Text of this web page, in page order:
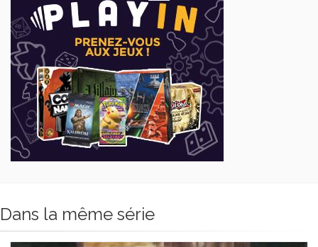
Dans la même série